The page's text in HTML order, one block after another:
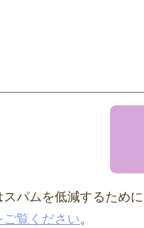
パムを低減するため
覧ください。